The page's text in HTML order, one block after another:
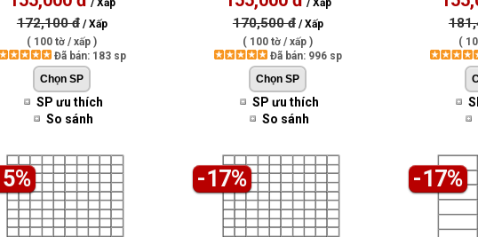
/ Xấp
172,100 đ/ Xấp
( 100 tờ / xấp )
Đã bán: 183 sp
SP ưu thích
So sánh
/ Xấp
170,500 đ/ Xấp
( 100 tờ / xấp )
Đã bán: 996 sp
SP ưu thích
So sánh
(
-17% -17%